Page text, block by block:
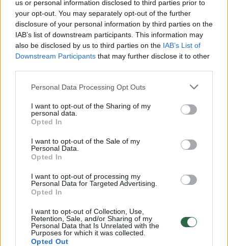
us or personal information disclosed to third parties prior to
your opt-out. You may separately opt-out of the further
disclosure of your personal information by third parties on the
IAB’s list of downstream participants. This information may
also be disclosed by us to third parties on the IAB’s List of
Downstream Participants that may further disclose it to other
Personal Data Processing Opt Outs
I want to opt-out of the Sharing of my
personal data.
Opted In
I want to opt-out of the Sale of my
Personal Data.
Opted In
I want to opt-out of processing my
Personal Data for Targeted Advertising.
Opted In
I want to opt-out of Collection, Use,
Retention, Sale, and/or Sharing of my
Personal Data that Is Unrelated with the
Purposes for which it was collected.
Opted Out
teisminių procesų. Būtent todėl sulaikymo
aikštelėse aptiksime ir kelis automobilius,
kurie saugomi virš penkerių metų.
Kaunas dingo automobilis
Komentuoti gali tik Lrytas registruoti vartotojai.
Prisijunkite prie registruotų vartotojų
bendruomenės ir bendraukite komentaruose!